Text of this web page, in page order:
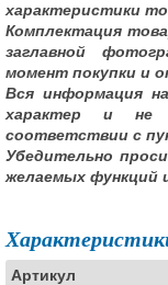
характеристики
Комплектация
заглавной
момент покупки и
Вся информация
характер и не
соответствии с
Убедительно
желаемых функций
Артикул